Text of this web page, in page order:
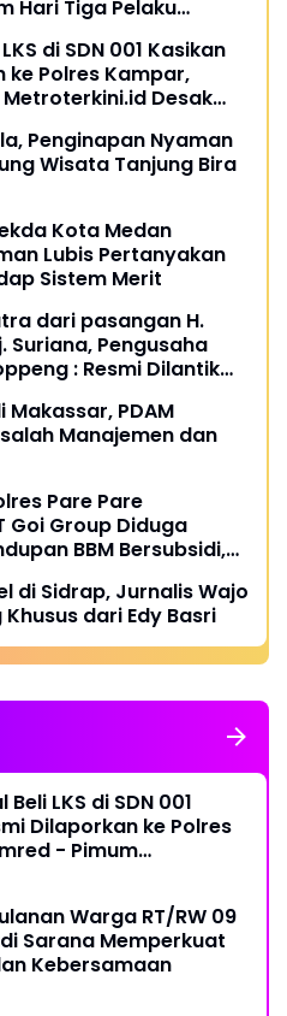
Pelaku
di SDN 001 Kasikan
ke Polres Kampar,
Desak
Penginapan Nyaman
Wisata Tanjung Bira
Kota Medan
Lubis Pertanyakan
Sistem Merit
dari pasangan H.
Suriana, Pengusaha
: Resmi Dilantik
Makassar, PDAM
Manajemen dan
Pare Pare
Goi Group Diduga
BBM Bersubsidi,
di Sidrap, Jurnalis Wajo
dari Edy Basri
LKS di SDN 001
Dilaporkan ke Polres
- Pimum
Warga RT/RW 09
Sarana Memperkuat
Kebersamaan